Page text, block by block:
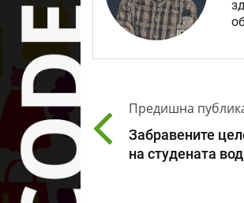
Предишна
Забравените
на студената